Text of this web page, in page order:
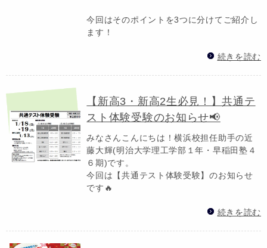
今回はそのポイントを3つに分けてご紹介し
ます！
続きを読む
【新高3・新高2生必見！】共通テ
スト体験受験のお知らせ📢
みなさんこんにちは！横浜校担任助手の近
藤大輝(明治大学理工学部１年・早稲田塾４
６期)です。
今回は【共通テスト体験受験】のお知らせ
です🔥
続きを読む